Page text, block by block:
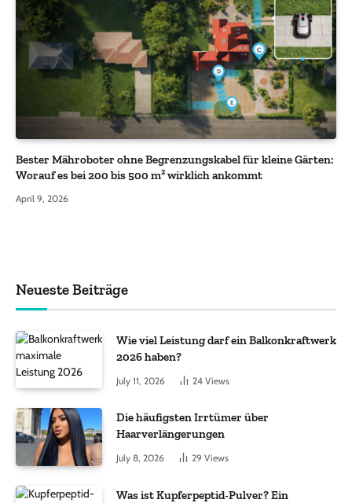
Bester Mähroboter ohne Begrenzungskabel für kleine Gärten:
Worauf es bei 200 bis 500 m² wirklich ankommt
April 9, 2026
Neueste Beiträge
Wie viel Leistung darf ein Balkonkraftwerk
2026 haben?
July 11, 2026 24 Views
Die häufigsten Irrtümer über
Haarverlängerungen
July 8, 2026 29 Views
Was ist Kupferpeptid-Pulver? Ein